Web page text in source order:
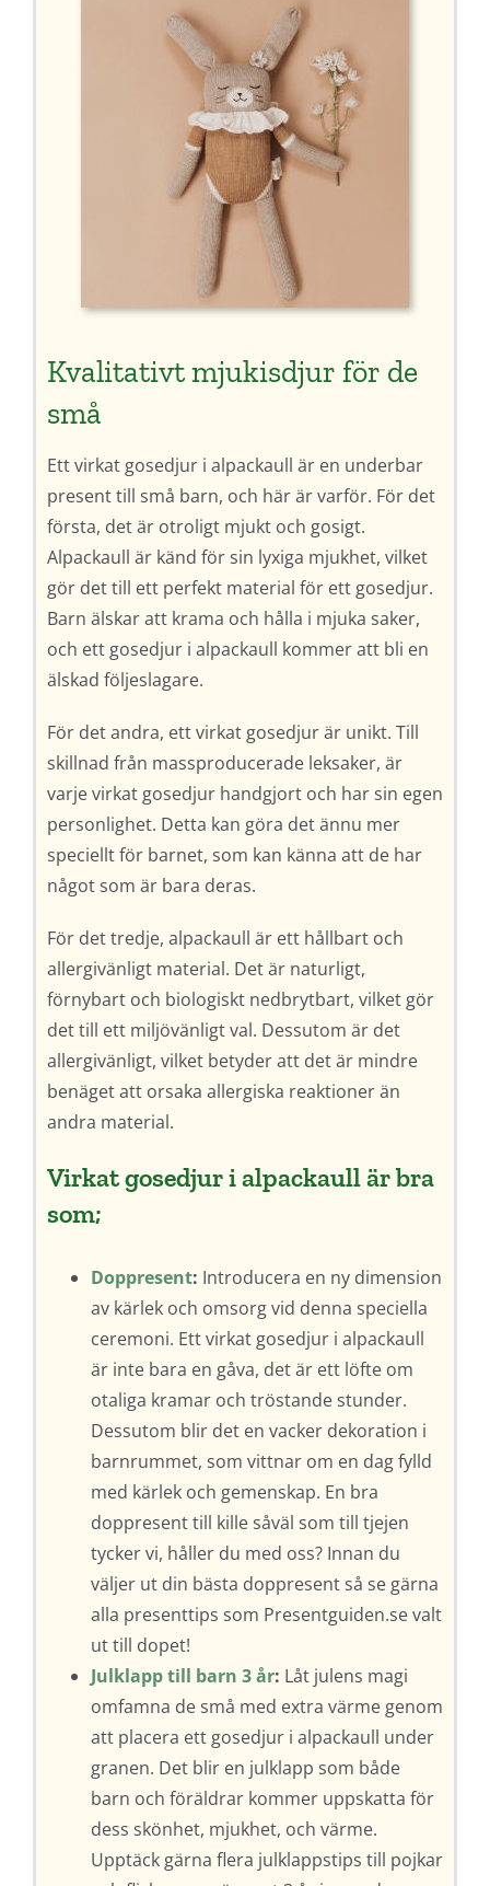
Kvalitativt mjukisdjur för de
små
Ett virkat gosedjur i alpackaull är en underbar
present till små barn, och här är varför. För det
första, det är otroligt mjukt och gosigt.
Alpackaull är känd för sin lyxiga mjukhet, vilket
gör det till ett perfekt material för ett gosedjur.
Barn älskar att krama och hålla i mjuka saker,
och ett gosedjur i alpackaull kommer att bli en
älskad följeslagare.
För det andra, ett virkat gosedjur är unikt. Till
skillnad från massproducerade leksaker, är
varje virkat gosedjur handgjort och har sin egen
personlighet. Detta kan göra det ännu mer
speciellt för barnet, som kan känna att de har
något som är bara deras.
För det tredje, alpackaull är ett hållbart och
allergivänligt material. Det är naturligt,
förnybart och biologiskt nedbrytbart, vilket gör
det till ett miljövänligt val. Dessutom är det
allergivänligt, vilket betyder att det är mindre
benäget att orsaka allergiska reaktioner än
andra material.
Virkat gosedjur i alpackaull är bra
som;
Doppresent: Introducera en ny dimension
av kärlek och omsorg vid denna speciella
ceremoni. Ett virkat gosedjur i alpackaull
är inte bara en gåva, det är ett löfte om
otaliga kramar och tröstande stunder.
Dessutom blir det en vacker dekoration i
barnrummet, som vittnar om en dag fylld
med kärlek och gemenskap. En bra
doppresent till kille såväl som till tjejen
tycker vi, håller du med oss? Innan du
väljer ut din bästa doppresent så se gärna
alla presenttips som Presentguiden.se valt
ut till dopet!
Julklapp till barn 3 år: Låt julens magi
omfamna de små med extra värme genom
att placera ett gosedjur i alpackaull under
granen. Det blir en julklapp som både
barn och föräldrar kommer uppskatta för
dess skönhet, mjukhet, och värme.
Upptäck gärna flera julklappstips till pojkar